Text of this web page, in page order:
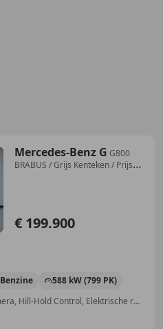
Mercedes-Benz G G800
BRABUS / Grijs Kenteken / Prijs
€ 199.900
Benzine
588 kW (799 PK)
Open dak, Reservewiel, 360° camera, Hill-Hold Control, Elektrische ramen, Lendensteun, Airbag bestuurder, Verwarming zetels achter